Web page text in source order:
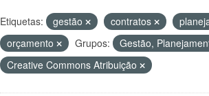
Etiquetas: gestão contratos
orçamento
Grupos: Gestão,
Creative Commons Atribuição